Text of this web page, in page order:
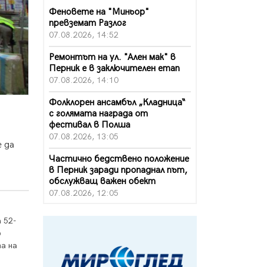
да
52-
на
Феновете на "Миньор"
превземат Разлог
07.08.2026, 14:52
Ремонтът на ул. "Ален мак" в
Перник е в заключителен етап
07.08.2026, 14:10
Фолклорен ансамбъл „Кладница“
с голямата награда от
фестивал в Полша
07.08.2026, 13:05
Частично бедствено положение
в Перник заради пропаднал път,
обслужващ важен обект
07.08.2026, 12:05
Първите крачки в помощ на